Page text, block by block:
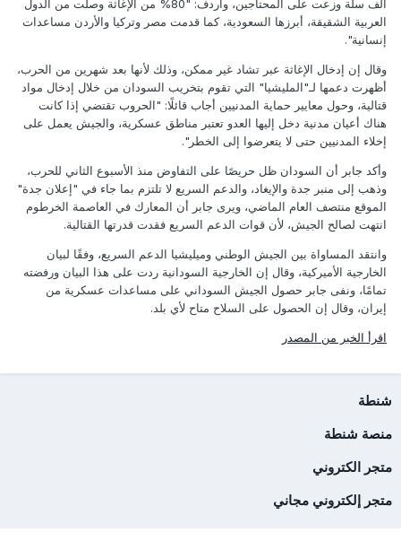
ألف سلة وزعت على المحتاجين، وأردف: "80% من الإغاثة وصلت من الدول
العربية الشقيقة، أبرزها السعودية، كما قدمت مصر وتركيا والأردن مساعدات
إنسانية".
وقال إن إدخال الإغاثة عبر تشاد غير ممكن، وذلك لأنها بعد شهرين من الحرب،
أظهرت دعمها لـ"المليشيا" التي تقوم بتخريب السودان من خلال إدخال مواد
قتالية، وحول معايير حماية المدنيين أجاب قائلًا: "الحروب تقتضي إذا كانت
هناك أعيان مدنية دخل إليها العدو تعتبر مناطق عسكرية، والجيش يعمل على
إخلاء المدنيين حتى لا يتعرضوا إلى الخطر".
وأكد جابر أن السودان ظل حريصًا على التفاوض منذ الأسبوع الثاني للحرب،
وذهب إلى منبر جدة والإيغاد، والدعم السريع لا تلتزم بما جاء في "إعلان جدة"
الموقع منتصف العام الماضي، ويرى جابر أن المعارك في العاصمة الخرطوم
انتهت لصالح الجيش، لأن قوات الدعم السريع فقدت قدرتها القتالية.
وانتقد المساواة بين الجيش الوطني وميليشيا الدعم السريع، وفقًا لبيان
الخارجية الأميركية، وقال إن الخارجية السودانية ردت على هذا البيان ورفضته
تمامًا، ونفى جابر حصول الجيش السوداني على مساعدات عسكرية من
إيران، وقال إن الحصول على السلاح متاح لأي بلد.
اقرأ الخبر من المصدر
شنطة
منصة شنطة
متجر الكتروني
متجر إلكتروني مجاني